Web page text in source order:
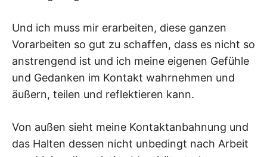
Und ich muss mir erarbeiten, diese ganzen
Vorarbeiten so gut zu schaffen, dass es nicht so
anstrengend ist und ich meine eigenen Gefühle
und Gedanken im Kontakt wahrnehmen und
äußern, teilen und reflektieren kann.
Von außen sieht meine Kontaktanbahnung und
das Halten dessen nicht unbedingt nach Arbeit